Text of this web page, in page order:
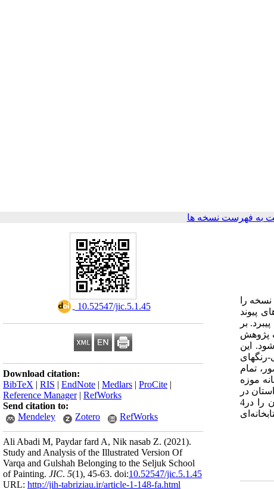
به فهرست نسخه ها
‎ 10.52547/jic.5.1.45
Download citation:
BibTeX | RIS | EndNote | Medlars | ProCite |
Reference Manager| RefWorks
Send citation to:
Mendeley
Zotero RefWorks
Ali Abadi M, Paydar fard A, Nik nasab Z. (2021).
Study and Analysis of the Illustrated Version Of
Varqa and Gulshah Belonging to the Seljuk School
of Painting. JIC. 5(1), 45-63. doi:10.52547/jic.5.1.45
URL: http://jih-tabriziau.ir/article-1-148-fa.html
را
پیوند
بر
پژوهش
این
پی-رنگهای
تمام
کشیدن 71 نگاره از نسخه کتابخانه موزه
در
قالب 17 پیرنگ اصلی طبقه بندی و مشخص شد که، نگارگر به تبعیت از متن، با حساسیت بسیار به آن‌ها پرداخته و نقاط عطف داستان را در4